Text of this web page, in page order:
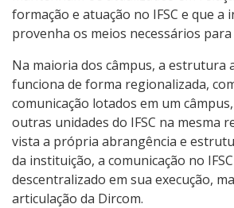
formação e atuação no IFSC e que a
provenha os meios necessários para
Na maioria dos câmpus, a estrutura
funciona de forma regionalizada,
comunicação lotados em um
outras unidades do IFSC na mesma
vista a própria abrangência e
da instituição, a comunicação no
descentralizado em sua execução,
articulação da Dircom.